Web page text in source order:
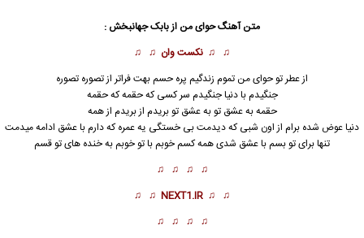
متن آهنگحوای من ازبابک جهانبخش :
♫ ♫ نکست وان ♫ ♫
از عطر تو حوای من تموم زندگیم پره حسم بهت فراتر از تصوره تصوره
جنگیدم با دنیا جنگیدم سر کسی که حقمه که حقمه
حقمه به عشق تو به عشق تو بریدم از بریدم از همه
دنیا عوض شده برام از اون شبی که دیدمت بی خستگی یه عمره که دارم با عشق ادامه میدمت
تنها برای تو بسم با عشق شدی همه کسم خوبم با تو خوبم به خنده های تو قسم
♫ ♫ ♫ ♫
♫ ♫
NEXT1.IR
♫ ♫
♫ ♫ ♫ ♫